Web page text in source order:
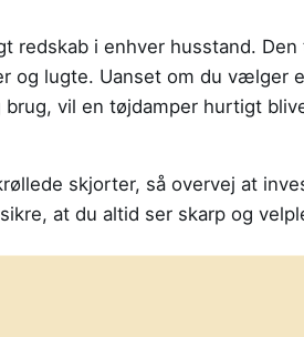
redskab i enhver husstand.
og lugte. Uanset om du vælger
vil en tøjdamper hurtigt
skjorter, så overvej at
at du altid ser skarp og